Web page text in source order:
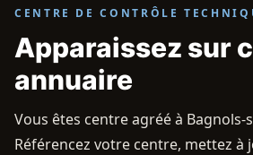
CENTRE DE CONTRÔLE
Apparaissez sur
annuaire
Vous êtes centre agréé à Bagnols-
Référencez votre centre, mettez à